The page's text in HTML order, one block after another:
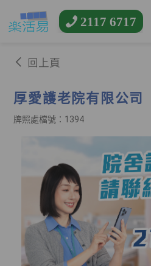
2117 6717
回上頁
厚愛護老院有限公司
牌照處檔號：1394